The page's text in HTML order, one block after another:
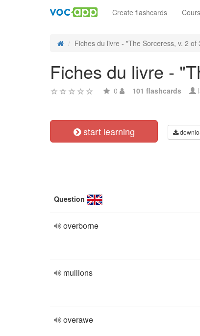
Create flashcards
Fiches du livre - "The Sorceress, v. 2 of
Fiches du livre -
0 101 flashcards
start learning
Question
overborne
mullions
overawe